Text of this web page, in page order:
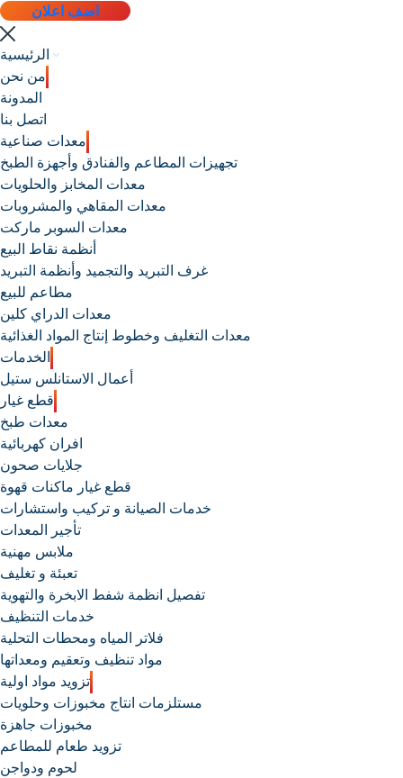
اضف اعلان
من نحن
المدونة
اتصل بنا
معدات صناعية
تجهيزات المطاعم والفنادق وأجهزة الطبخ
معدات المخابز والحلويات
معدات المقاهي والمشروبات
معدات السوبر ماركت
أنظمة نقاط البيع
غرف التبريد والتجميد وأنظمة التبريد
مطاعم للبيع
معدات الدراي كلين
معدات التغليف وخطوط إنتاج المواد الغذائية
الخدمات
أعمال الاستانلس ستيل
قطع غيار
معدات طبخ
افران كهربائية
جلايات صحون
قطع غيار ماكنات قهوة
خدمات الصيانة و تركيب واستشارات
تأجير المعدات
ملابس مهنية
تعبئة و تغليف
تفصيل انظمة شفط الابخرة والتهوية
خدمات التنظيف
فلاتر المياه ومحطات التحلية
مواد تنظيف وتعقيم ومعداتها
تزويد مواد اولية
مستلزمات انتاج مخبوزات وحلويات
مخبوزات جاهزة
تزويد طعام للمطاعم
لحوم ودواجن